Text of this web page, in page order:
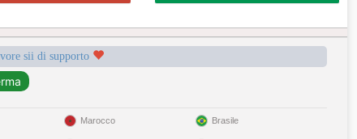
sii di supporto
Marocco Brasile